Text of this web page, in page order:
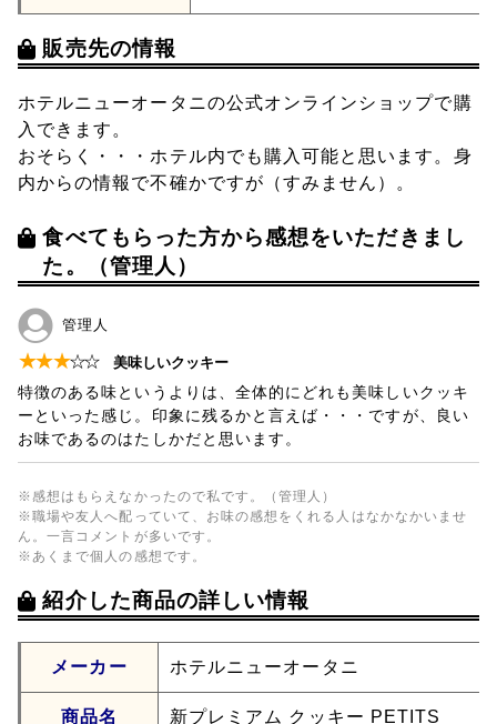
販売先の情報
ホテルニューオータニの公式オンラインショップで購
入できます。
おそらく・・・ホテル内でも購入可能と思います。身
内からの情報で不確かですが（すみません）。
食べてもらった方から感想をいただきまし
た。（管理人）
管理人
★★★☆☆ 美味しいクッキー
特徴のある味というよりは、全体的にどれも美味しいクッキ
ーといった感じ。印象に残るかと言えば・・・ですが、良い
お味であるのはたしかだと思います。
※感想はもらえなかったので私です。（管理人）
※職場や友人へ配っていて、お味の感想をくれる人はなかなかいませ
ん。一言コメントが多いです。
※あくまで個人の感想です。
紹介した商品の詳しい情報
メーカー ホテルニューオータニ
商品名 新プレミアム クッキー PETITS